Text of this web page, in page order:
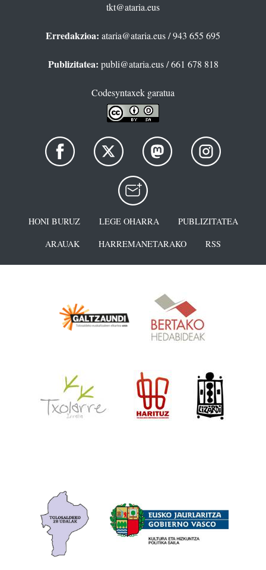
tkt@ataria.eus
Erredakzioa: ataria@ataria.eus/ 943 655 695
Publizitatea: publi@ataria.eus/ 661 678 818
Codesyntaxek garatua
HONI BURUZ LEGE OHARRA
PUBLIZITATEA
ARAUAK
HARREMANETARAKO RSS